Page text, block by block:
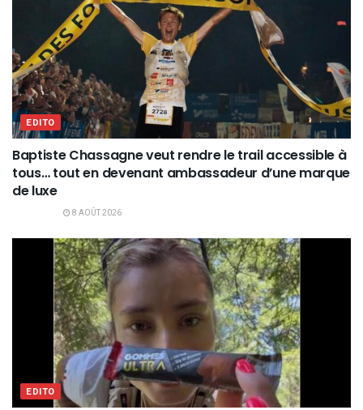
EDITO
Baptiste Chassagne veut rendre le trail accessible à
tous… tout en devenant ambassadeur d’une marque
de luxe
8 AOÛT 2026
EDITO